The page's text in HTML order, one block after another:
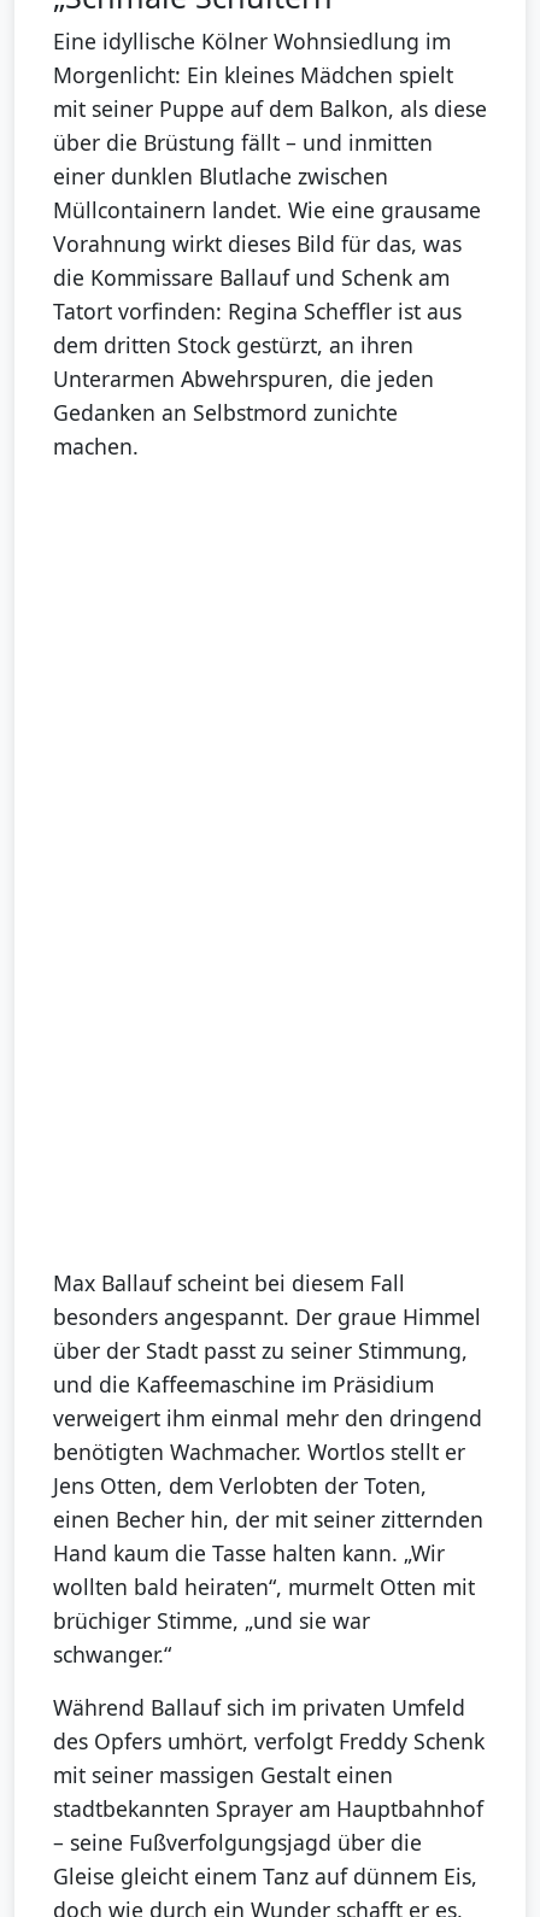
Eine idyllische Kölner Wohnsiedlung im
Morgenlicht: Ein kleines Mädchen spielt
mit seiner Puppe auf dem Balkon, als diese
über die Brüstung fällt – und inmitten
einer dunklen Blutlache zwischen
Müllcontainern landet. Wie eine grausame
Vorahnung wirkt dieses Bild für das, was
die Kommissare Ballauf und Schenk am
Tatort vorfinden: Regina Scheffler ist aus
dem dritten Stock gestürzt, an ihren
Unterarmen Abwehrspuren, die jeden
Gedanken an Selbstmord zunichte
machen.
Max Ballauf scheint bei diesem Fall
besonders angespannt. Der graue Himmel
über der Stadt passt zu seiner Stimmung,
und die Kaffeemaschine im Präsidium
verweigert ihm einmal mehr den dringend
benötigten Wachmacher. Wortlos stellt er
Jens Otten, dem Verlobten der Toten,
einen Becher hin, der mit seiner zitternden
Hand kaum die Tasse halten kann. „Wir
wollten bald heiraten“, murmelt Otten mit
brüchiger Stimme, „und sie war
schwanger.“
Während Ballauf sich im privaten Umfeld
des Opfers umhört, verfolgt Freddy Schenk
mit seiner massigen Gestalt einen
stadtbekannten Sprayer am Hauptbahnhof
– seine Fußverfolgungsjagd über die
Gleise gleicht einem Tanz auf dünnem Eis,
doch wie durch ein Wunder schafft er es,